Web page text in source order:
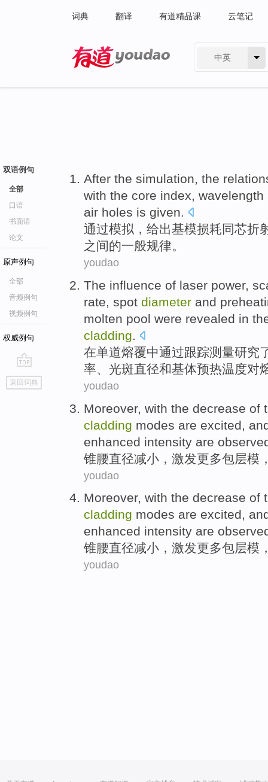
词典 翻译 有道精品课 云笔记
中英
双语例句
全部
口语
书面语
论文
原声例句
全部
音频例句
视频例句
权威例句
go
top
返回词典
After the simulation, the
with the core index, wavelength
air holes is given.
通过模拟 ， 给出基模损耗同芯折
之间的一般规律。
youdao
The influence of laser power,
rate, spot diameter and
molten pool were revealed in
cladding.
在单道熔覆中通过跟踪测量研究
率、 光斑直径和基体预热温度对
youdao
Moreover, with the decrease of
cladding modes are excited ,
enhanced intensity are
锥腰直径减小 ， 激发更多包层模
youdao
Moreover, with the decrease of
cladding modes are excited,
enhanced intensity are
锥腰直径减小 ， 激发更多包层模
youdao